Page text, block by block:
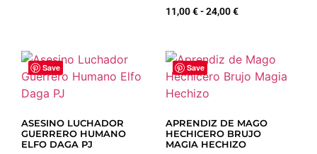
11,00€-24,00€
Save
ASESINO LUCHADOR
GUERRERO HUMANO
ELFO DAGA PJ
Save
APRENDIZ DE MAGO
HECHICERO BRUJO
MAGIA HECHIZO